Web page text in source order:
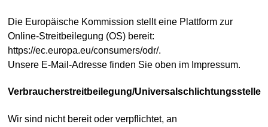
Die Europäische Kommission stellt eine Plattform zur
Online-Streitbeilegung (OS) bereit:
https://ec.europa.eu/consumers/odr/.
Unsere E-Mail-Adresse finden Sie oben im Impressum.
Verbraucherstreitbeilegung/Universalschlichtungsstelle
Wir sind nicht bereit oder verpflichtet, an